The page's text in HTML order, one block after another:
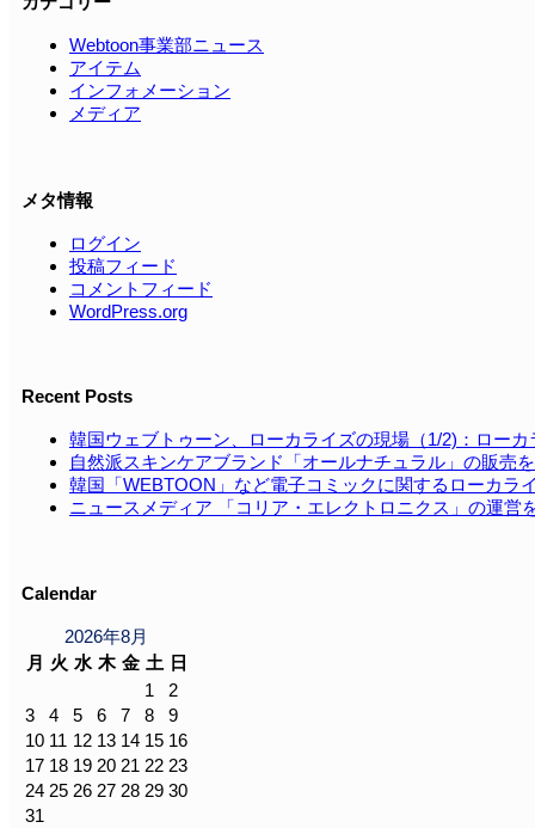
Webtoon事業部ニュース
アイテム
インフォメーション
メディア
メタ情報
ログイン
投稿フィード
コメントフィード
WordPress.org
Recent Posts
韓国ウェブトゥーン、ローカライズの現場（1/2)：ロー
自然派スキンケアブランド「オールナチュラル」の販売
韓国「WEBTOON」など電⼦コミックに関するローカラ
ニュースメディア 「コリア・エレクトロニクス」の運営
Calendar
2026年8月
月 火 水 木 金 土 日
1
2
3
4 5 6 7 8
9
10 11 12 13 14 15 16
17 18 19 20 21 22 23
24 25 26 27 28 29 30
31